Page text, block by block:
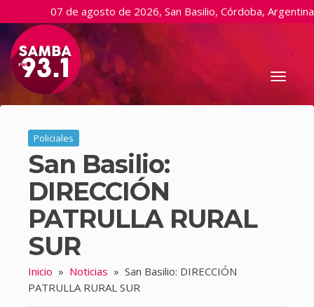
07 de agosto de 2026, San Basilio, Córdoba, Argentina
Policiales
San Basilio:
DIRECCIÓN
PATRULLA RURAL
SUR
Inicio » Noticias » San Basilio: DIRECCIÓN
PATRULLA RURAL SUR